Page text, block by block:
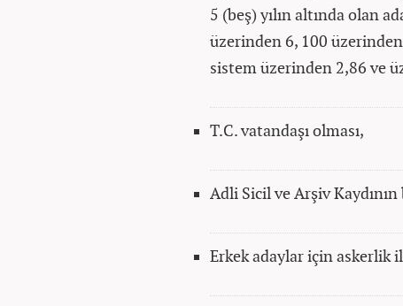
5 (beş) yılın altında olan
üzerinden 6, 100
sistem üzerinden 2,86 ve
T.C. vatandaşı olması,
Adli Sicil ve Arşiv
Erkek adaylar için askerlik